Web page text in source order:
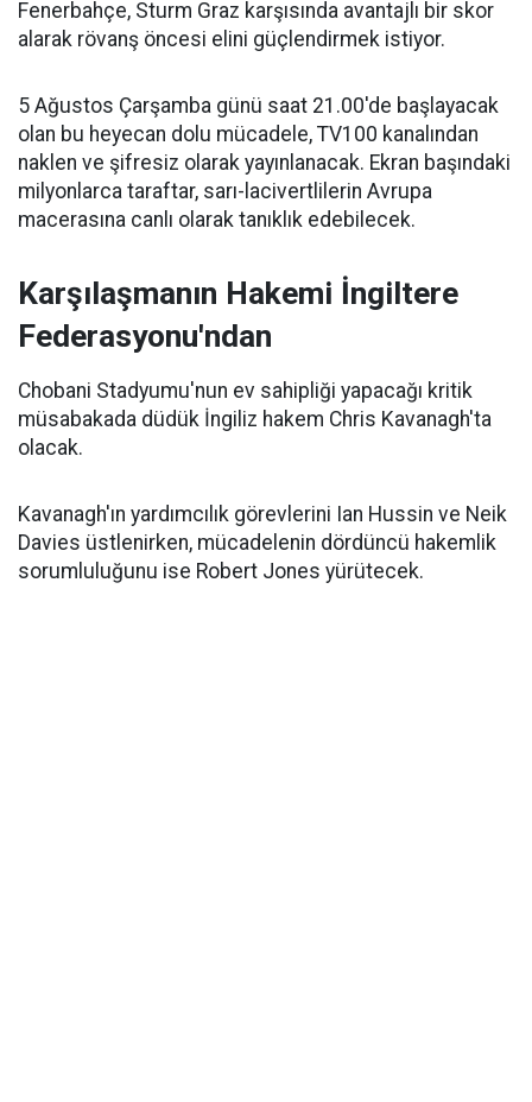
Fenerbahçe, Sturm Graz karşısında avantajlı bir skor
alarak rövanş öncesi elini güçlendirmek istiyor.
5 Ağustos Çarşamba günü saat 21.00'de başlayacak
olan bu heyecan dolu mücadele, TV100 kanalından
naklen ve şifresiz olarak yayınlanacak. Ekran başındaki
milyonlarca taraftar, sarı-lacivertlilerin Avrupa
macerasına canlı olarak tanıklık edebilecek.
Karşılaşmanın Hakemi İngiltere
Federasyonu'ndan
Chobani Stadyumu'nun ev sahipliği yapacağı kritik
müsabakada düdük İngiliz hakem Chris Kavanagh'ta
olacak.
Kavanagh'ın yardımcılık görevlerini Ian Hussin ve Neik
Davies üstlenirken, mücadelenin dördüncü hakemlik
sorumluluğunu ise Robert Jones yürütecek.